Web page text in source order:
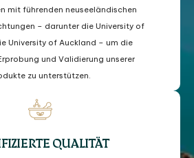
mit führenden neuseeländischen
– darunter die University of
University of Auckland – um die
und Validierung unserer
zu unterstützen.
QUALITÄT